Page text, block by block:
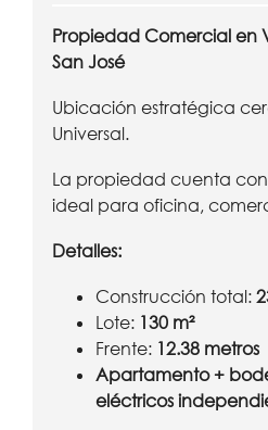
Propiedad Comercial en
San José
Ubicación estratégica
Universal.
La propiedad cuenta con
ideal para oficina,
Detalles:
Construcción total:
Lote: 130 m²
Frente: 12.38 metros
Apartamento +
eléctricos